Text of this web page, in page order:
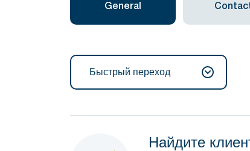
General
Быстрый переход
Найдите